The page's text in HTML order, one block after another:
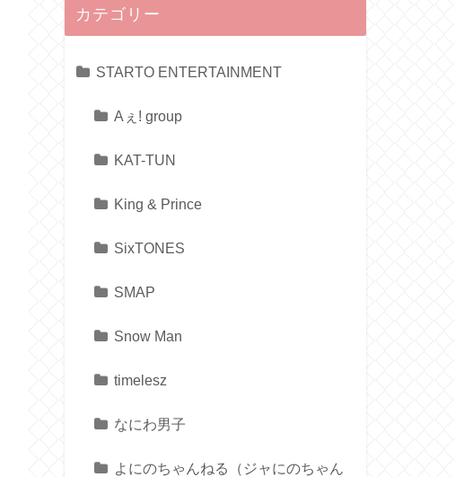
カテゴリー
STARTO ENTERTAINMENT
Aぇ! group
KAT-TUN
King & Prince
SixTONES
SMAP
Snow Man
timelesz
なにわ男子
よにのちゃんねる（ジャにのちゃん